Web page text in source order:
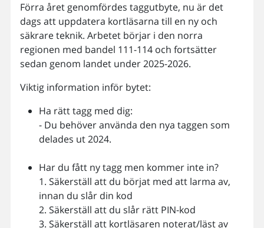
Förra året genomfördes taggutbyte, nu är det
dags att uppdatera kortläsarna till en ny och
säkrare teknik. Arbetet börjar i den norra
regionen med bandel 111-114 och fortsätter
sedan genom landet under 2025-2026.
Viktig information inför bytet:
Ha rätt tagg med dig:
- Du behöver använda den nya taggen som
delades ut 2024.
Har du fått ny tagg men kommer inte in?
1. Säkerställ att du börjat med att larma av,
innan du slår din kod
2. Säkerställ att du slår rätt PIN-kod
3. Säkerställ att kortläsaren noterat/läst av